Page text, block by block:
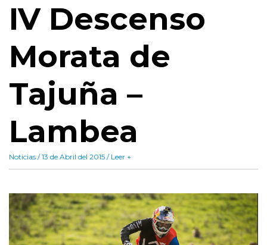
IV Descenso
Morata de
Tajuña –
Lambea
Noticias / 13 de Abril del 2015 / Leer +